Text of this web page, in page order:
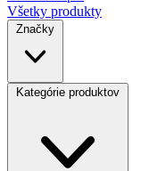
Všetky produkty
Značky
Kategórie produktov